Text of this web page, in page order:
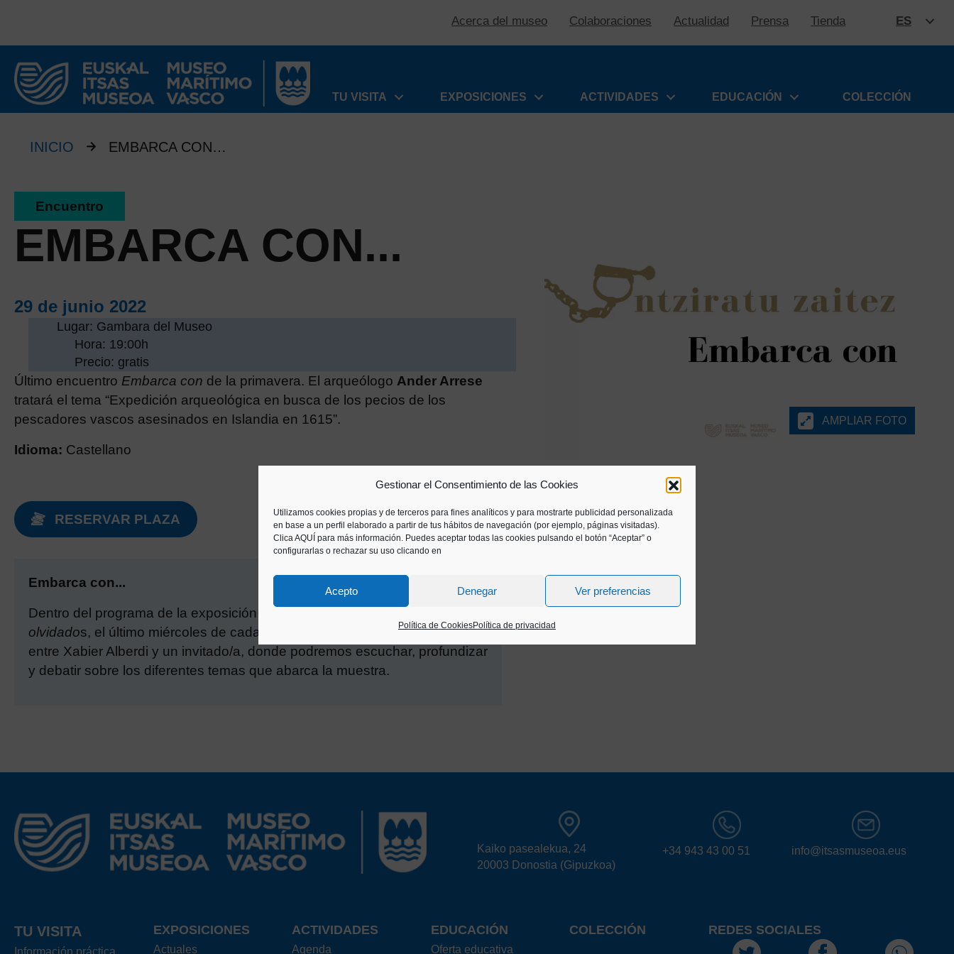
Gestionar el Consentimiento de las Cookies
Utilizamos cookies propias y de terceros para fines analíticos y para mostrarte publicidad personalizada
en base a un perfil elaborado a partir de tus hábitos de navegación (por ejemplo, páginas visitadas).
Clica AQUÍ para más información. Puedes aceptar todas las cookies pulsando el botón “Aceptar” o
configurarlas o rechazar su uso clicando en
Acepto Denegar Ver preferencias
Política de CookiesPolítica de privacidad
Acerca del museo Colaboraciones Actualidad Prensa Tienda ES
TU VISITA
EXPOSICIONES ACTIVIDADES EDUCACIÓN COLECCIÓN
INICIO EMBARCA CON…
Encuentro
EMBARCA CON...
29 de junio 2022
Lugar: Gambara del Museo
Hora: 19:00h
Precio: gratis
Último encuentro Embarca con de la primavera. El arqueólogo Ander Arrese
tratará el tema “Expedición arqueológica en busca de los pecios de los
pescadores vascos asesinados en Islandia en 1615”.
Idioma: Castellano
RESERVAR PLAZA
Embarca con...
Dentro del programa de la exposición
olvidados, el último miércoles de cada mes, celebraremos un encuentro
entre Xabier Alberdi y un invitado/a, donde podremos escuchar, profundizar
y debatir sobre los diferentes temas que abarca la muestra.
AMPLIAR FOTO
Kaiko pasealekua, 24
20003 Donostia (Gipuzkoa)
+34 943 43 00 51 info@itsasmuseoa.eus
TU VISITA
Información práctica
EXPOSICIONES
Actuales
ACTIVIDADES
Agenda
EDUCACIÓN
Oferta educativa
COLECCIÓN REDES SOCIALES